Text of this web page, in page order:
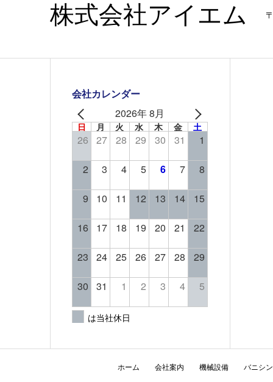
株式会社アイエム
会社カレンダー
2026年 8月
日 月 火 水 木 金 土
26 27 28 29 30 31 1
2 3 4 5 6 7 8
9 10 11 12 13 14 15
16 17 18 19 20 21 22
23 24 25 26 27 28 29
30 31 1 2 3 4 5
は当社休日
ホーム 会社案内 機械設備 バニシ